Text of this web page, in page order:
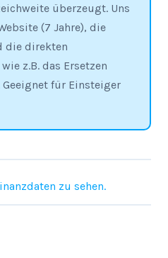
überzeugt. Uns
(7 Jahre), die
die direkten
z.B. das Ersetzen
für Einsteiger
zu sehen.